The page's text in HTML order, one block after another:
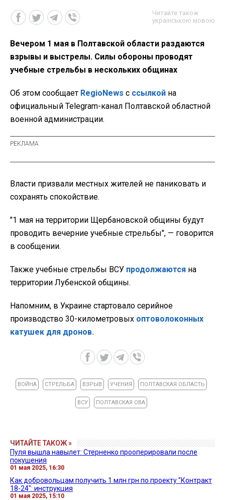
Читайте також
українською мовою
Вечером 1 мая в Полтавской области раздаются
взрывы и выстрелы. Силы обороны проводят
учебные стрельбы в нескольких общинах
Об этом сообщает RegioNews с ссылкой на
официальный Telegram-канал Полтавской областной
военной администрации.
Власти призвали местных жителей не паниковать и
сохранять спокойствие.
"1 мая на территории Щербановской общины будут
проводить вечерние учебные стрельбы", — говорится
в сообщении.
Также учебные стрельбы ВСУ продолжаются на
территории Лубенской общины.
Напомним, в Украине стартовало серийное
производство 30-километровых оптоволоконных
катушек для дронов.
ВОЙНА СТРЕЛЬБА ВЗРЫВ УЧЕНИЯ ПОЛТАВСКАЯ ОБЛАСТЬ
ВСУ ПОЛТАВСКАЯ ОВА
ЧИТАЙТЕ ТАКОЖ »
Пуля вышла навылет: Стерненко прооперировали после
покушения
01 мая 2025, 16:30
Как добровольцам получить 1 млн грн по проекту "Контракт
18-24": инструкция
01 мая 2025, 15:10